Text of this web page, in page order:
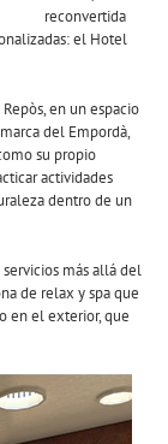
reconvertida
el Hotel
en un espacio
del Empordà,
su propio
actividades
dentro de un
más allá del
de relax y spa que
en el exterior, que